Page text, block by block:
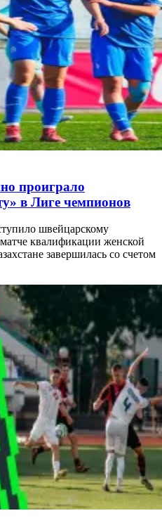
проиграло
в Лиге чемпионов
швейцарскому
квалификации женской
завершилась со счетом